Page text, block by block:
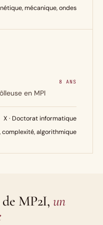
mécanique, ondes
8 ANS
en MPI
X · Doctorat informatique
complexité, algorithmique
MP2I, un